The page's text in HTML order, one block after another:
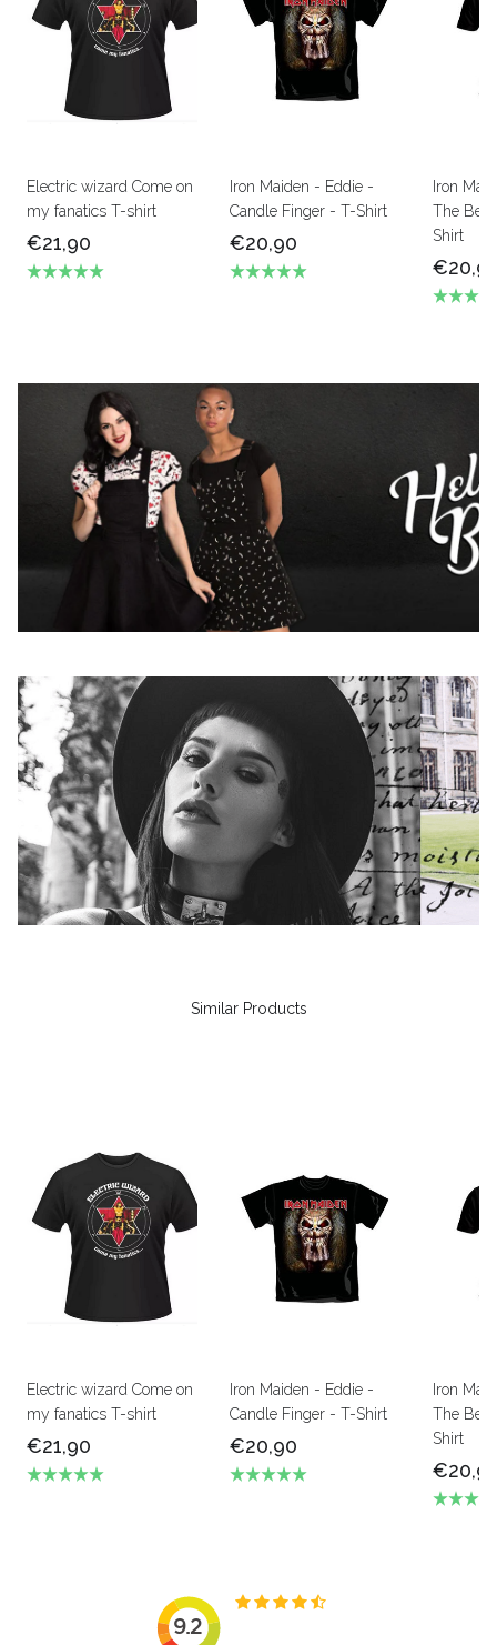
Electric wizard Come on
my fanatics T-shirt
€21,90
Iron Maiden - Eddie -
Candle Finger - T-Shirt
€20,90
Iron
The
Shirt
Similar Products
Electric wizard Come on
my fanatics T-shirt
€21,90
Iron Maiden - Eddie -
Candle Finger - T-Shirt
€20,90
Iron
The
Shirt